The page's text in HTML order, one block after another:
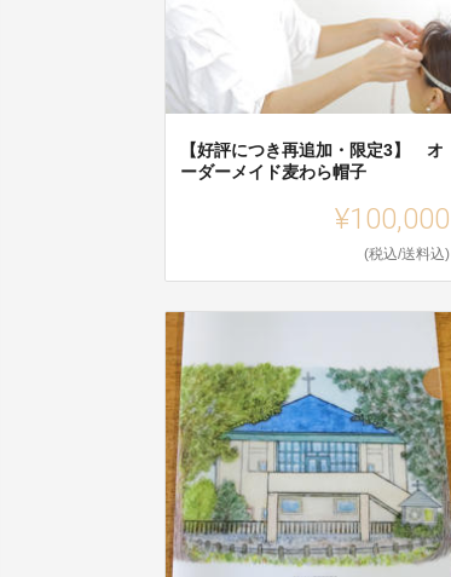
【好評につき再追加・限定3】 オ
ーダーメイド麦わら帽子
¥100,000
(税込/送料込)